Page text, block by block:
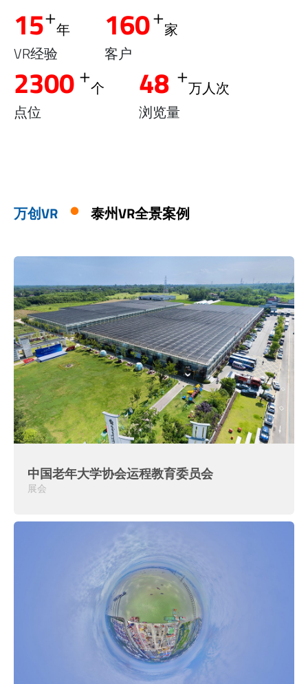
15+年
VR经验
160+家
客户
2300+个
点位
48 +万人次
浏览量
万创VR 泰州VR全景案例
中国老年大学协会运程教育委员会
展会